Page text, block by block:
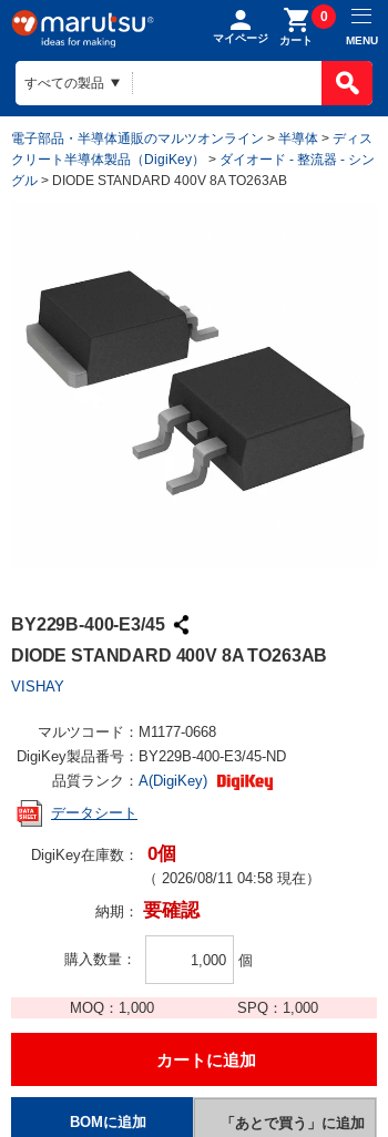
マイページ カート
0
MENU
電子部品・半導体通販のマルツオンライン > 半導体 > ディス
クリート半導体製品（DigiKey）
> ダイオード - 整流器 - シン
グル > DIODE STANDARD 400V 8A TO263AB
BY229B-400-E3/45
DIODE STANDARD 400V 8A TO263AB
VISHAY
マルツコード： M1177-0668
DigiKey製品番号： BY229B-400-E3/45-ND
品質ランク： A(DigiKey)
データシート
DigiKey在庫数： 0個
（ 2026/08/11 04:58 現在）
納期： 要確認
購入数量 個
MOQ： 1,000 SPQ： 1,000